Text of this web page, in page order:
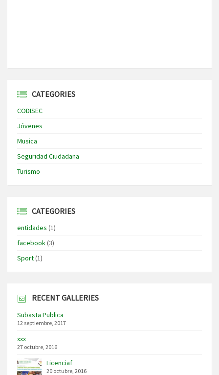
CATEGORIES
CODISEC
Jóvenes
Musica
Seguridad Ciudadana
Turismo
CATEGORIES
entidades (1)
facebook(3)
Sport(1)
RECENT GALLERIES
Subasta Publica
12 septiembre, 2017
xxx
27 octubre, 2016
Licenciaf
20 octubre, 2016